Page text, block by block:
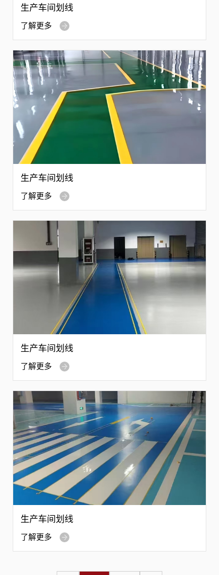
生产车间划线
了解更多
生产车间划线
了解更多
生产车间划线
了解更多
生产车间划线
了解更多